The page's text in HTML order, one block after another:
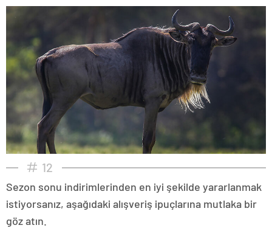
12
Sezon sonu indirimlerinden en iyi şekilde yararlanmak
istiyorsanız, aşağıdaki alışveriş ipuçlarına mutlaka bir
göz atın.